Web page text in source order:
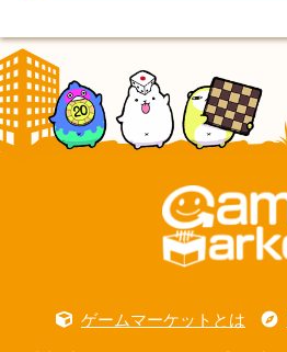
ゲームマーケットとは